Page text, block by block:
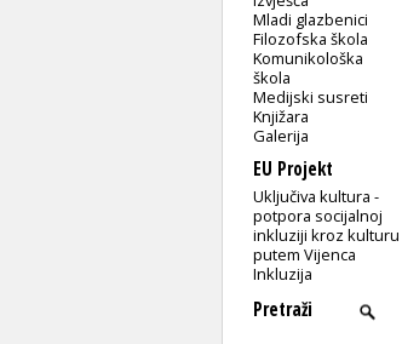
Mladi glazbenici
Filozofska škola
Komunikološka
škola
Medijski susreti
Knjižara
Galerija
EU Projekt
Uključiva kultura -
potpora socijalnoj
inkluziji kroz kulturu
putem Vijenca
Inkluzija